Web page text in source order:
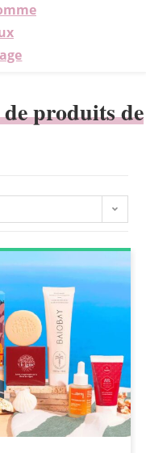
produits de